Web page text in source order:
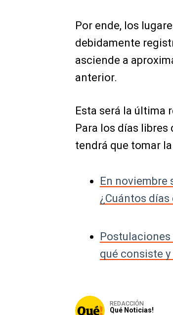
Por ende, los
debidamente
asciende a
anterior.
Esta será la última
Para los días
tendrá que tomar
En noviembre
¿Cuántos
qué consiste
REDACCIÓN
Qué Noticias!